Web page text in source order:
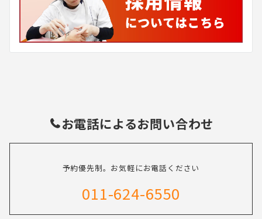
お電話によるお問い合わせ
予約優先制。お気軽にお電話ください
011-624-6550